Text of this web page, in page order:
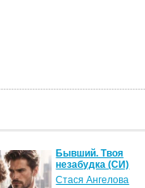
Бывший. Твоя
незабудка (СИ)
Стася Ангелова